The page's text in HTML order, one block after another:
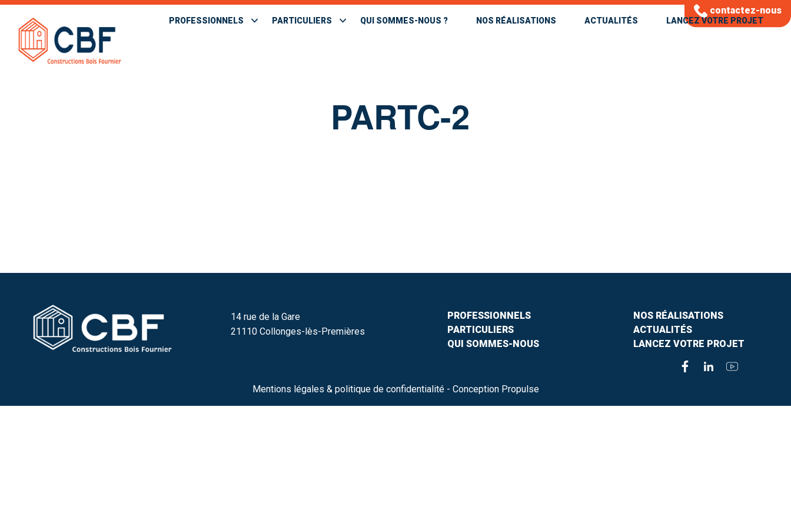
contactez-nous
PROFESSIONNELS PARTICULIERS QUI SOMMES-NOUS ? NOS RÉALISATIONS ACTUALITÉS LANCEZ VOTRE PROJET
PARTC-2
14 rue de la Gare
21110 Collonges-lès-Premières
PROFESSIONNELS
PARTICULIERS
QUI SOMMES-NOUS
NOS RÉALISATIONS
ACTUALITÉS
LANCEZ VOTRE PROJET
Mentions légales & politique de confidentialité - Conception Propulse